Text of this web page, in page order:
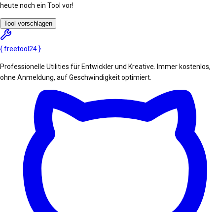
heute noch ein Tool vor!
Tool vorschlagen
{freetool 24 }
Professionelle Utilities für Entwickler und Kreative. Immer kostenlos,
ohne Anmeldung, auf Geschwindigkeit optimiert.